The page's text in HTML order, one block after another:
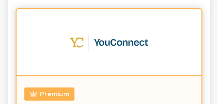
Premium